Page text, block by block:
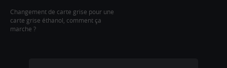
Changement de carte grise pour une
carte grise éthanol, comment ça
marche ?